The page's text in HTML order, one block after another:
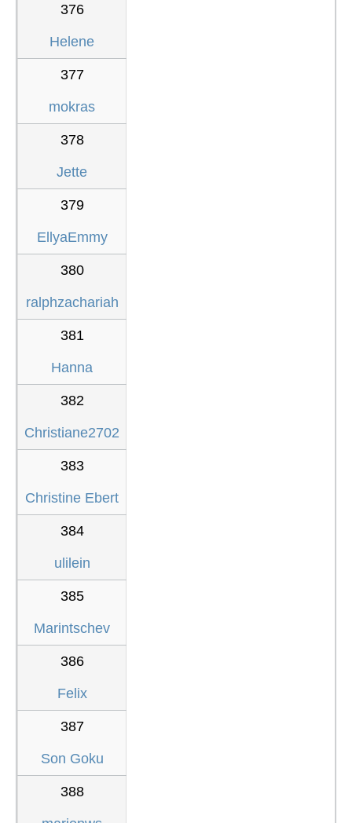
376
Helene
377
mokras
378
Jette
379
EllyaEmmy
380
ralphzachariah
381
Hanna
382
Christiane2702
383
Christine Ebert
384
ulilein
385
Marintschev
386
Felix
387
Son Goku
388